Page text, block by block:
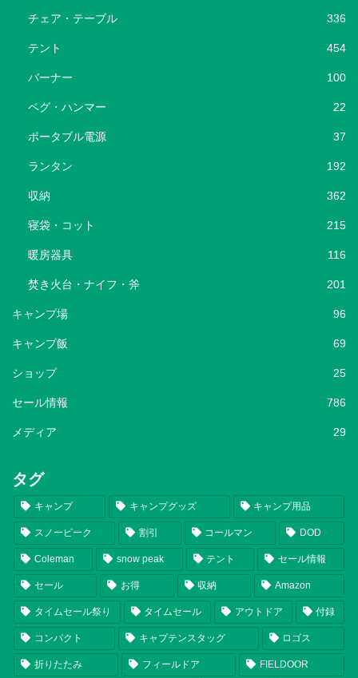
チェア・テーブル 336
テント 454
バーナー 100
ペグ・ハンマー 22
ポータブル電源 37
ランタン 192
収納 362
寝袋・コット 215
暖房器具 116
焚き火台・ナイフ・斧 201
キャンプ場 96
キャンプ飯 69
ショップ 25
セール情報 786
メディア 29
タグ
キャンプ キャンプグッズ キャンプ用品
スノーピーク 割引 コールマン DOD
Coleman snow peak テント セール情報
セール お得 収納 Amazon
タイムセール祭り タイムセール アウトドア 付録
コンパクト キャプテンスタッグ ロゴス
折りたたみ フィールドア FIELDOOR